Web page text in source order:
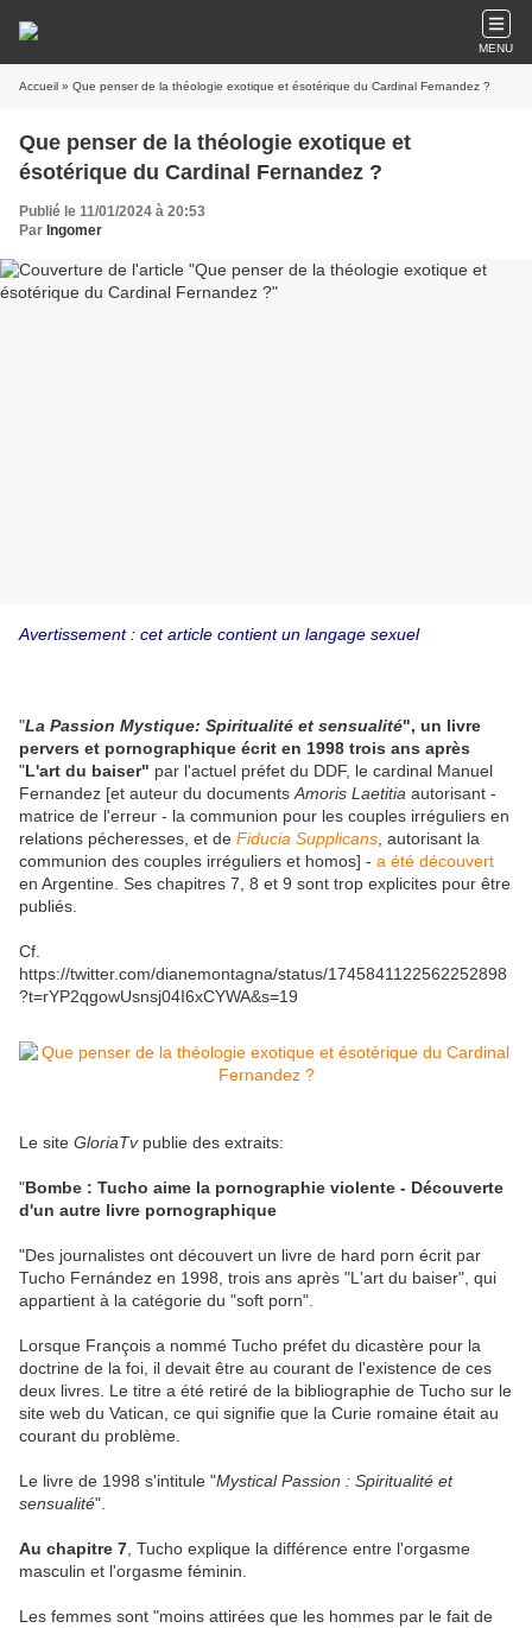
MENU
Accueil » Que penser de la théologie exotique et ésotérique du Cardinal Fernandez ?
Que penser de la théologie exotique et
ésotérique du Cardinal Fernandez ?
Publié le 11/01/2024 à 20:53
Par Ingomer
Avertissement : cet article contient un langage sexuel
"La Passion Mystique: Spiritualité et sensualité", un livre
pervers et pornographique écrit en 1998 trois ans après
"L'art du baiser" par l'actuel préfet du DDF, le cardinal Manuel
Fernandez [et auteur du documents Amoris Laetitia autorisant -
matrice de l'erreur - la communion pour les couples irréguliers en
relations pécheresses, et de Fiducia Supplicans , autorisant la
communion des couples irréguliers et homos] - a été découvert
en Argentine. Ses chapitres 7, 8 et 9 sont trop explicites pour être
publiés.
Cf.
https://twitter.com/dianemontagna/status/1745841122562252898
?t=rYP2qgowUsnsj04I6xCYWA&s=19
Le site GloriaTvpublie des extraits:
"Bombe : Tucho aime la pornographie violente - Découverte
d'un autre livre pornographique
"Des journalistes ont découvert un livre de hard porn écrit par
Tucho Fernández en 1998, trois ans après "L'art du baiser", qui
appartient à la catégorie du "soft porn".
Lorsque François a nommé Tucho préfet du dicastère pour la
doctrine de la foi, il devait être au courant de l'existence de ces
deux livres. Le titre a été retiré de la bibliographie de Tucho sur le
site web du Vatican, ce qui signifie que la Curie romaine était au
courant du problème.
Le livre de 1998 s'intitule "Mystical Passion : Spiritualité et
sensualité".
Au chapitre 7 , Tucho explique la différence entre l'orgasme
masculin et l'orgasme féminin.
Les femmes sont "moins attirées que les hommes par le fait de